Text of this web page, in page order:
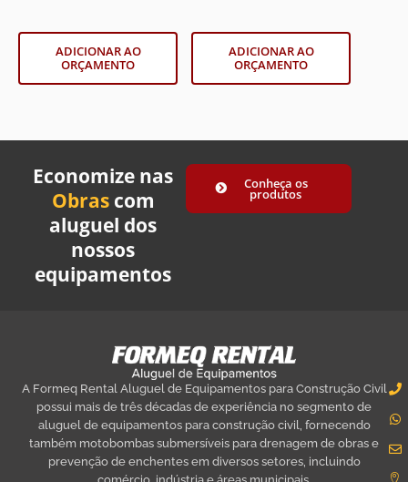
ADICIONAR AO
ORÇAMENTO
ADICIONAR AO
ORÇAMENTO
Economize nas
Obrascom
aluguel dos
nossos
equipamentos
Conheça os
produtos
A Formeq Rental Aluguel de Equipamentos para Construção Civil
possui mais de três décadas de experiência no segmento de
aluguel de equipamentos para construção civil, fornecendo
também motobombas submersíveis para drenagem de obras e
prevenção de enchentes em diversos setores, incluindo